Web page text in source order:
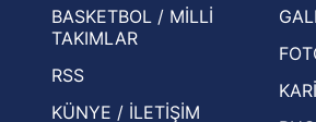
gündem olan manşetler!
UEFA Avrupa Ligi'nde 3. Ön
Turu muhtemel rakipleri belli oldu!
BASKETBOL / MİLLİ
TAKIMLAR
RSS
KÜNYE / İLETİŞİM